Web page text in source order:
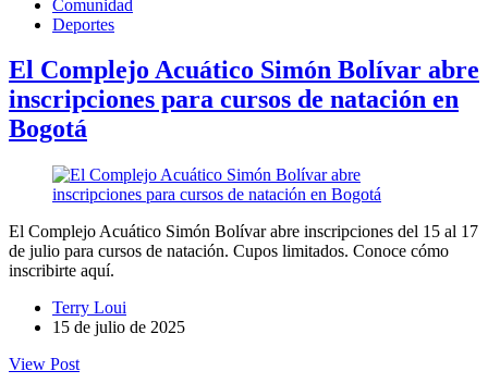
Comunidad
Deportes
El Complejo Acuático Simón Bolívar abre
inscripciones para cursos de natación en
Bogotá
El Complejo Acuático Simón Bolívar abre inscripciones del 15 al 17
de julio para cursos de natación. Cupos limitados. Conoce cómo
inscribirte aquí.
Terry Loui
15 de julio de 2025
View Post